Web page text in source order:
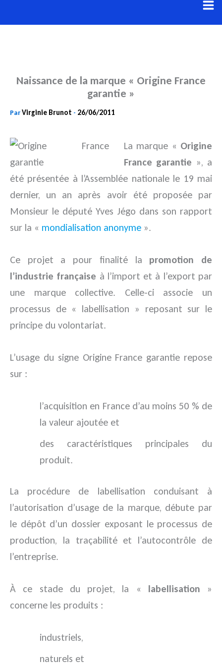
au
Naissance de la marque « Origine France
garantie »
ParVirginie Brunot - 26/06/2011
La marque « Origine
France garantie », a
été présentée à l’Assemblée nationale le 19 mai
dernier, un an après avoir été proposée par
Monsieur le député Yves Jégo dans son rapport
sur la « mondialisation anonyme ».
Ce projet a pour finalité la promotion de
l’industrie française à l’import et à l’export par
une marque collective. Celle-ci associe un
processus de « labellisation » reposant sur le
principe du volontariat.
L’usage du signe Origine France garantie repose
sur :
l’acquisition en France d’au moins 50 % de
la valeur ajoutée et
des caractéristiques principales du
produit.
La procédure de labellisation conduisant à
l’autorisation d’usage de la marque, débute par
le dépôt d’un dossier exposant le processus de
production, la traçabilité et l’autocontrôle de
l’entreprise.
À ce stade du projet, la « labellisation »
concerne les produits :
industriels,
naturels et